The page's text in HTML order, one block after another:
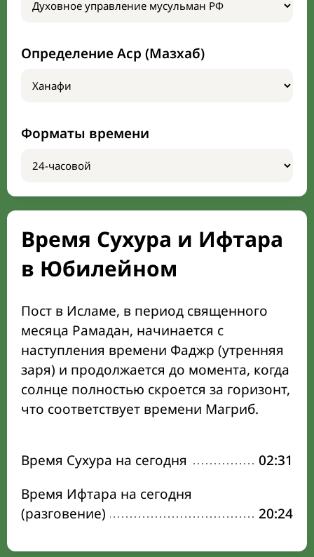
Определение Аср (Мазхаб)
Форматы времени
Время Сухура и Ифтара
в Юбилейном
Пост в Исламе, в период священного
месяца Рамадан, начинается с
наступления времени Фаджр (утренняя
заря) и продолжается до момента, когда
солнце полностью скроется за горизонт,
что соответствует времени Магриб.
Время Сухура на сегодня
02:31
Время Ифтара на сегодня
(разговение)
20:24